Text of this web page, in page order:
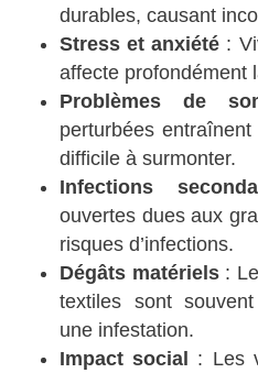
durables, causant
Stress et anxiété :
affecte profondément
Problèmes de
perturbées
difficile à surmonter.
Infections
ouvertes dues aux
risques d’infections.
Dégâts matériels:
textiles sont
une infestation.
Impact social
: Les